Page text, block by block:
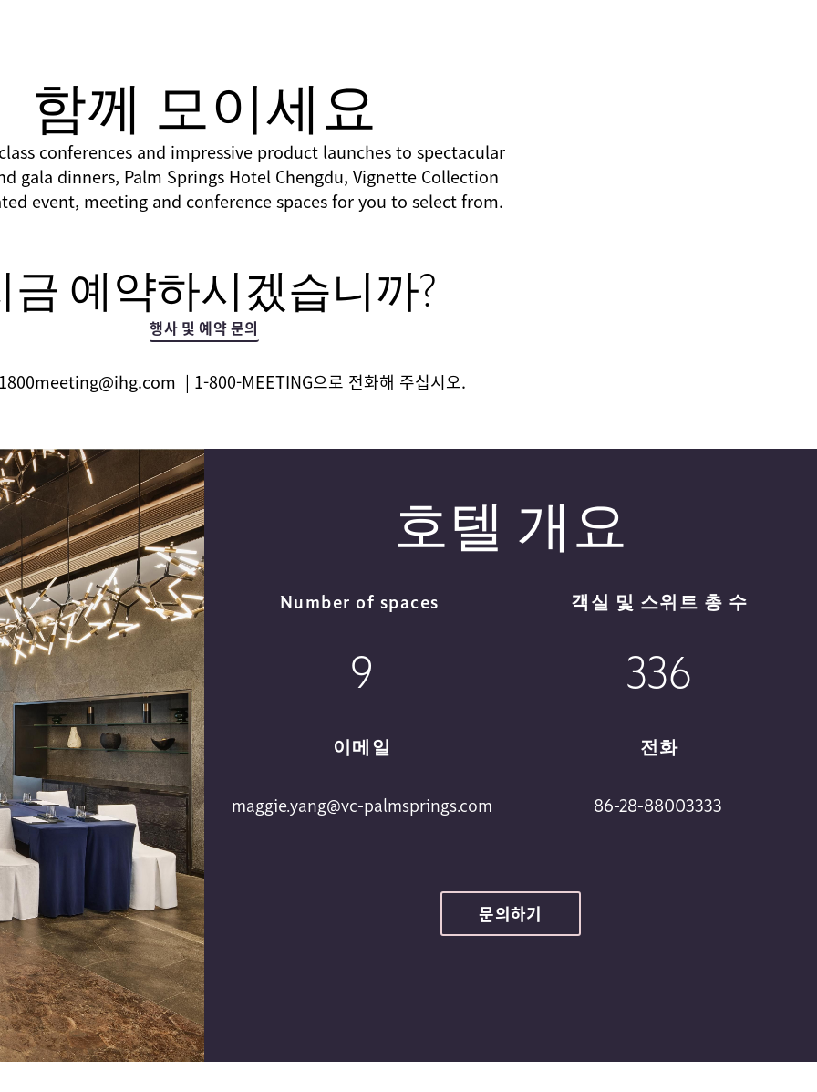
함께 모이세요
conferences and impressive product launches to spectacular
gala dinners, Palm Springs Hotel Chengdu, Vignette Collection
event, meeting and conference spaces for you to select from.
금 예약하시겠습니까?
행사 및 예약 문의
| 1-800-MEETING으로 전화해 주십시오.
호텔 개요
Number of spaces
9
이메일
maggie.yang@vc-palmsprings.com
객실 및 스위트 총 수
336
전화
86-28-88003333
문의하기